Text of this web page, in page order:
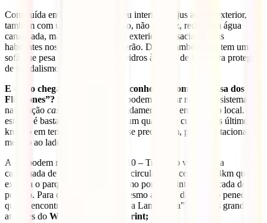
Construída entre 4 penedos, o seu interior faz jus ao seu exterior,
também com um ambiente rústico, não tem luz, rede, nem água
canalizada, mas tem uma piscina exterior que sacia os seus
habitantes nos dias quentes de verão. Diz-se também que tem um
sofá que pesa cerca de 350kg e vidros à prova de bala para proteger
de vandalismos.
E como chegar à casa também conhecida como a “Casa dos
Flinstones”? Se forem de carro podem colocar no vosso sistema de
navegação casa do penedo
e rapidamente vão encontrar o local. A
estrada é bastante acessível, tem um quanto de curvas e os últimos
km são em terra batida, mas não se preocupem, podem estacionar
mesmo ao lado da casa.
A pé, podem realizar o trilho PR10 – Trilho do vento, uma
caminhada de media dificuldade, circular e de cerca de 14km que
explora o parque eólico e tem como ponto de interessa a cada do
penedo. Para quem não sabe é mesmo ao lado da cada do penedo
que se encontra o famoso “salto da Lameirinha”, uma das grandes
atrações do WRC Fafe Rally Sprint;